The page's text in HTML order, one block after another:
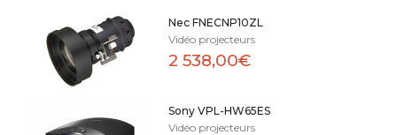
Nec FNECNP10ZL
Vidéo projecteurs
2 538,00€
Sony VPL-HW65ES
Vidéo projecteurs